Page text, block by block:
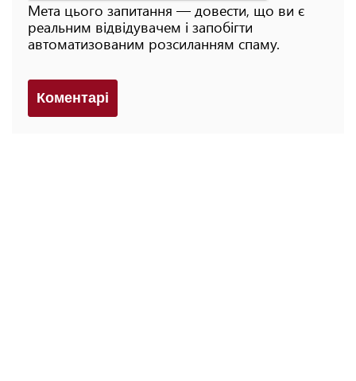
Мета цього запитання — довести, що ви є
реальним відвідувачем і запобігти
автоматизованим розсиланням спаму.
Коментарi